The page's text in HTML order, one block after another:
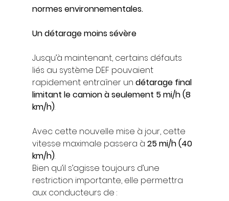
normes environnementales.
Un détarage moins sévère
Jusqu’à maintenant, certains défauts
liés au système DEF pouvaient
rapidement entraîner un détarage final
limitant le camion à seulement 5 mi/h (8
km/h).
Avec cette nouvelle mise à jour, cette
vitesse maximale passera à 25 mi/h (40
km/h).
Bien qu’il s’agisse toujours d’une
restriction importante, elle permettra
aux conducteurs de :